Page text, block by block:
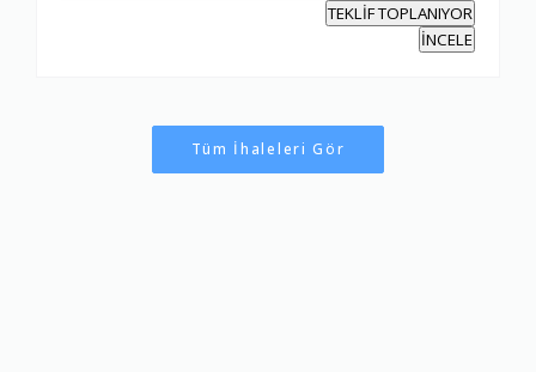
TEKLİF TOPLANIYOR
İNCELE
Tüm İhaleleri Gör